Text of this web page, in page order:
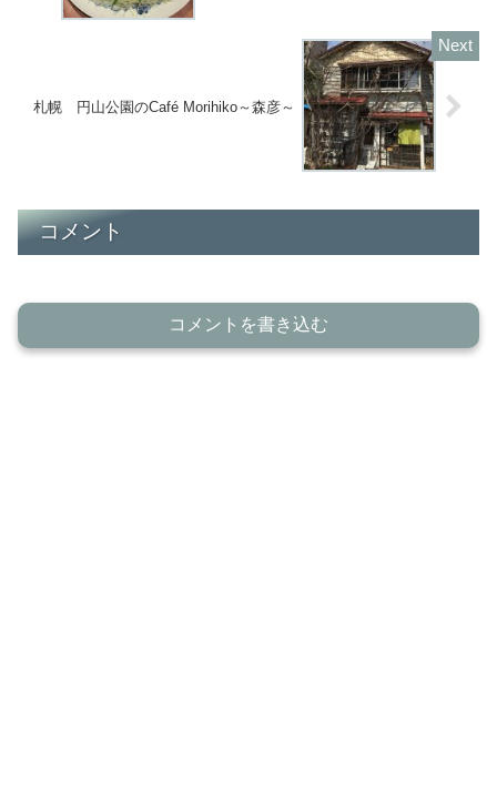
札幌 円山公園のCafé Morihiko～森彦～
コメント
コメントを書き込む